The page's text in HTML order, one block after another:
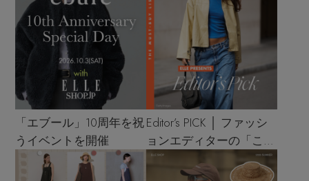
「エブール」10周年を祝
うイベントを開催
Editor’s PICK │ ファッシ
ョンエディターの「これ
買い！」リスト